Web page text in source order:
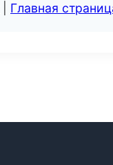
Главная